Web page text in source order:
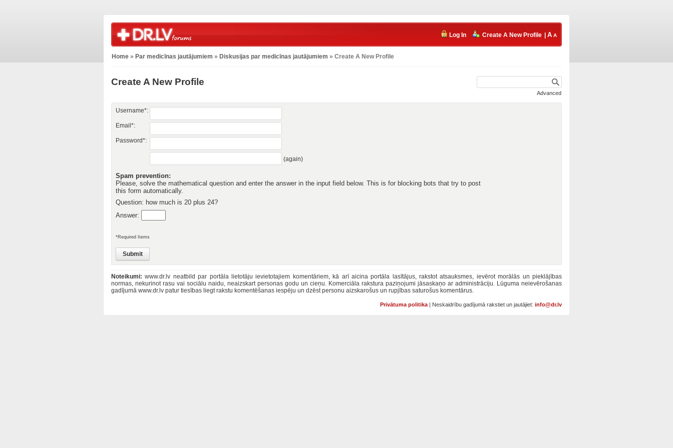
Log In Create A New Profile |
Home » Par medicīnas jautājumiem » Diskusijas par medicīnas jautājumiem » Create A New Profile
Create A New Profile
Advanced
Username*:
Email*:
Password*:
(again)
Spam prevention:
Please, solve the mathematical question and enter the answer in the input field below. This is for blocking bots that try to post
this form automatically.
Question: how much is 20 plus 24?
Answer:
*Required Items
Noteikumi:www.dr.lv neatbild par portāla lietotāju ievietotajiem komentāriem, kā arī aicina portāla lasītājus, rakstot atsauksmes, ievērot morālās un pieklājības
normas, nekurinot rasu vai sociālu naidu, neaizskart personas godu un cieņu. Komerciāla rakstura paziņojumi jāsaskaņo ar administrāciju. Lūguma neievērošanas
gadījumā www.dr.lv patur tiesības liegt rakstu komentēšanas iespēju un dzēst personu aizskarošus un rupjības saturošus komentārus.
Privātuma politika | Neskaidrību gadījumā rakstiet un jautājiet: info@dr.lv